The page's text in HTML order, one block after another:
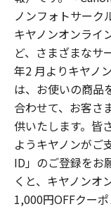
ノンフォトサーク
キヤノンオンライ
ど、さまざまなサ
年2 月よりキヤノ
は、お使いの商品
合わせて、お客さ
供いたします。皆
ようキヤノンがご
ID」のご登録をお
くと、キヤノンオ
1,000円OFFクーポ